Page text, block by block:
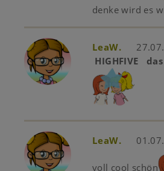
denke wird es
LeaW.
HIGHFIVE
LeaW.
voll cool schön